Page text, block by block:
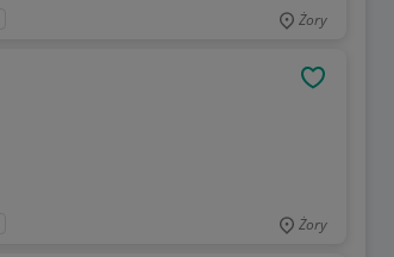
Żory
Żory